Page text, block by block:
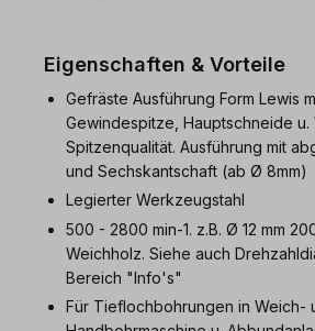
Eigenschaften & Vorteile
Gefräste Ausführung Form Lewis
Gewindespitze, Hauptschneide u.
Spitzenqualität. Ausführung mit
und Sechskantschaft (ab Ø 8mm)
Legierter Werkzeugstahl
500 - 2800 min-1. z.B. Ø 12 mm
Weichholz. Siehe auch
Bereich "Info's"
Für Tieflochbohrungen in Weich-